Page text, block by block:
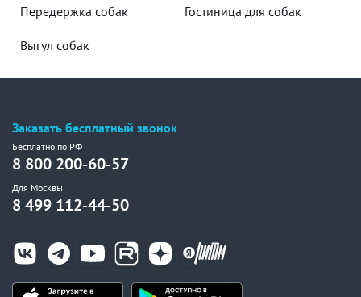
Передержка собак Гостиница для собак
Выгул собак
Заказать бесплатный звонок
Бесплатно по РФ
8 800 200-60-57
Для Москвы
8 499 112-44-50